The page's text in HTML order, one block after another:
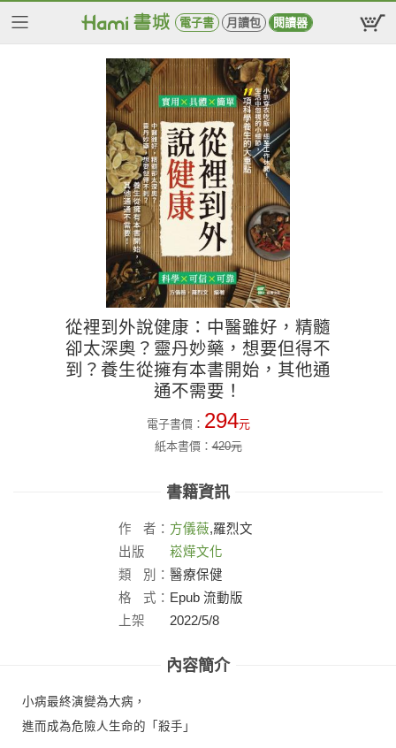
電子書 月讀包 閱讀器
從裡到外說健康：中醫雖好，精髓
卻太深奧？靈丹妙藥，想要但得不
到？養生從擁有本書開始，其他通
通不需要！
電子書價： 294元
紙本書價：420元
書籍資訊
作 者： 方儀薇,羅烈文
出版
社：
崧燁文化
類
別： 醫療保健
格
式： Epub 流動版
上架
2022/5/8
內容簡介
小病最終演變為大病，
進而成為危險人生命的「殺手」